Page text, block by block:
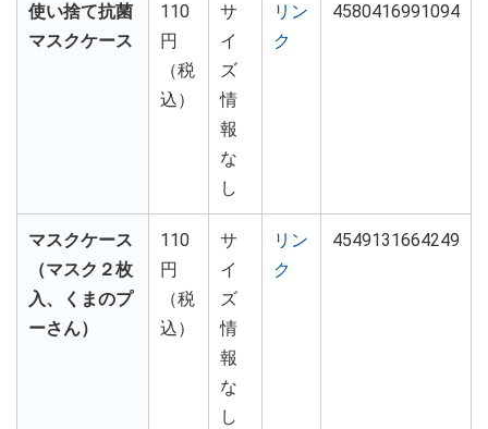
使い捨て抗菌
マスクケース
110
円
（税
込）
サ
イ
ズ
情
報
な
し
リン
ク
4580416991094
マスクケース
（マスク２枚
入、くまのプ
ーさん）
110
円
（税
込）
サ
イ
ズ
情
報
な
し
リン
ク
4549131664249